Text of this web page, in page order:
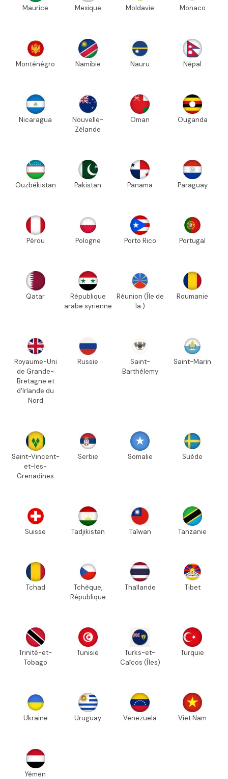
Maurice Mexique Moldavie Monaco
Monténégro Namibie Nauru Népal
Nicaragua
Nouvelle-
Zélande
Oman Ouganda
Ouzbékistan Pakistan Panama Paraguay
Pérou Pologne Porto Rico Portugal
Qatar
République
arabe syrienne
Réunion (Île de
la )
Roumanie
Royaume-Uni
de Grande-
Bretagne et
d'Irlande du
Nord
Russie
Saint-
Barthélemy
Saint-Marin
Saint-Vincent-
et-les-
Grenadines
Serbie Somalie Suède
Suisse Tadjikistan Taïwan Tanzanie
Tchad
Tchèque,
République
Thaïlande Tibet
Trinité-et-
Tobago
Tunisie
Turks-et-
Caïcos (Îles)
Turquie
Ukraine Uruguay Venezuela Viet Nam
Yémen